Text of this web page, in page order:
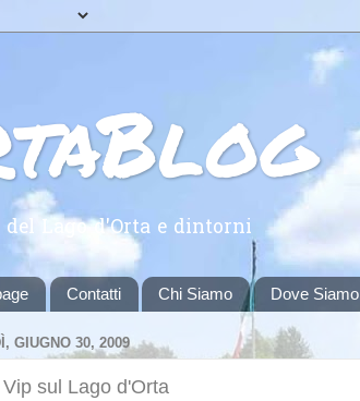
del Lago d'Orta e dintorni
Contatti Chi Siamo Dove Siamo
GIUGNO 30, 2009
sul Lago d'Orta